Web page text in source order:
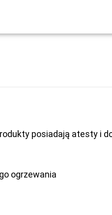
posiadają atesty i
ogrzewania